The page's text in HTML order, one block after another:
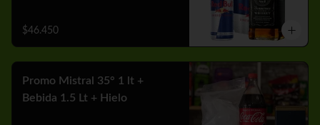
$46.450
Promo Mistral 35° 1 lt +
Bebida 1.5 Lt + Hielo